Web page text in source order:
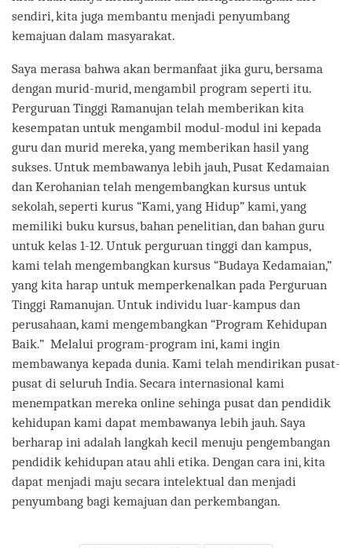
sendiri, kita juga membantu menjadi penyumbang
kemajuan dalam masyarakat.
Saya merasa bahwa akan bermanfaat jika guru, bersama
dengan murid-murid, mengambil program seperti itu.
Perguruan Tinggi Ramanujan telah memberikan kita
kesempatan untuk mengambil modul-modul ini kepada
guru dan murid mereka, yang memberikan hasil yang
sukses. Untuk membawanya lebih jauh, Pusat Kedamaian
dan Kerohanian telah mengembangkan kursus untuk
sekolah, seperti kurus “Kami, yang Hidup” kami, yang
memiliki buku kursus, bahan penelitian, dan bahan guru
untuk kelas 1-12. Untuk perguruan tinggi dan kampus,
kami telah mengembangkan kursus “Budaya Kedamaian,”
yang kita harap untuk memperkenalkan pada Perguruan
Tinggi Ramanujan. Untuk individu luar-kampus dan
perusahaan, kami mengembangkan “Program Kehidupan
Baik.” Melalui program-program ini, kami ingin
membawanya kepada dunia. Kami telah mendirikan pusat-
pusat di seluruh India. Secara internasional kami
menempatkan mereka online sehinga pusat dan pendidik
kehidupan kami dapat membawanya lebih jauh. Saya
berharap ini adalah langkah kecil menuju pengembangan
pendidik kehidupan atau ahli etika. Dengan cara ini, kita
dapat menjadi maju secara intelektual dan menjadi
penyumbang bagi kemajuan dan perkembangan.